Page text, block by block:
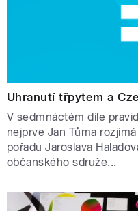
Uhranutí třpytem a
V sedmnáctém díle
nejprve Jan Tůma
pořadu Jaroslava
občanského sdruže...